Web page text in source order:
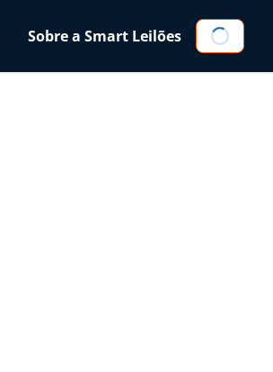
Sobre a Smart Leilões